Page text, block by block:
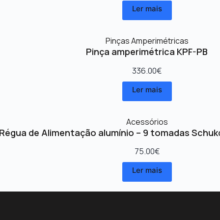
Ler mais
Pinças Amperimétricas
Pinça amperimétrica KPF-PB
336.00€
Ler mais
Acessórios
Régua de Alimentação alumínio – 9 tomadas
75.00€
Ler mais